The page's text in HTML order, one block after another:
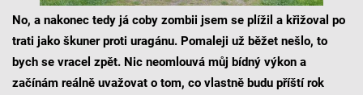
No, a nakonec tedy já coby zombii jsem se plížil a křižoval po
trati jako škuner proti uragánu. Pomaleji už běžet nešlo, to
bych se vracel zpět. Nic neomlouvá můj bídný výkon a
začínám reálně uvažovat o tom, co vlastně budu příští rok